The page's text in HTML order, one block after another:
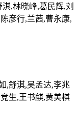
,林晓峰,葛民辉,刘
彦行,兰茜,曹永康,
,舒淇,吴孟达,李兆
生,王书麒,黄美棋